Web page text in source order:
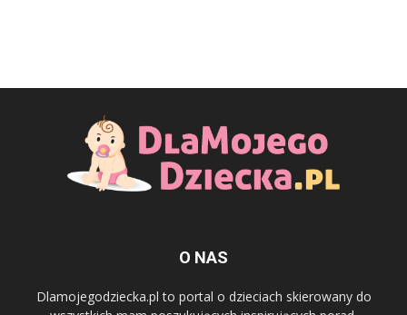
O NAS
Dlamojegodziecka.pl to portal o dzieciach skierowany do